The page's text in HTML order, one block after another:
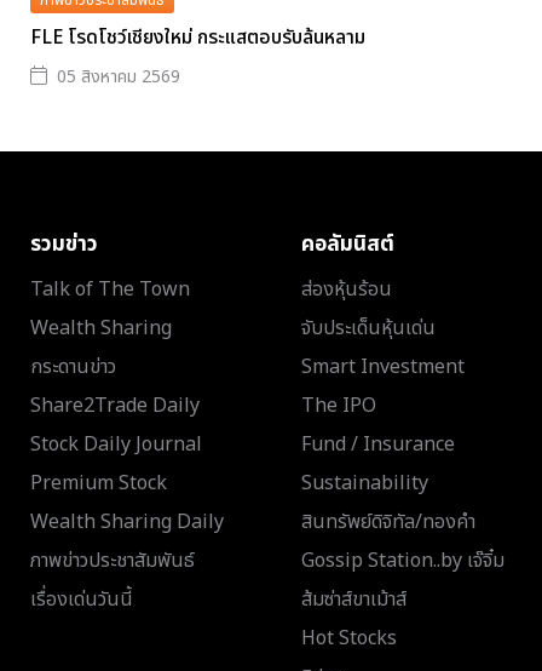
FLE โรดโชว์เชียงใหม่ กระแสตอบรับล้นหลาม
05 สิงหาคม 2569
รวมข่าว
Talk of The Town
Wealth Sharing
กระดานข่าว
Share2Trade Daily
Stock Daily Journal
Premium Stock
Wealth Sharing Daily
ภาพข่าวประชาสัมพันธ์
เรื่องเด่นวันนี้
คอลัมนิสต์
ส่องหุ้นร้อน
จับประเด็นหุ้นเด่น
Smart Investment
The IPO
Fund / Insurance
Sustainability
สินทรัพย์ดิจิทัล/ทองคำ
Gossip Station..by เจ๊จิ๋ม
ส้มซ่าส์ขาเม้าส์
Hot Stocks